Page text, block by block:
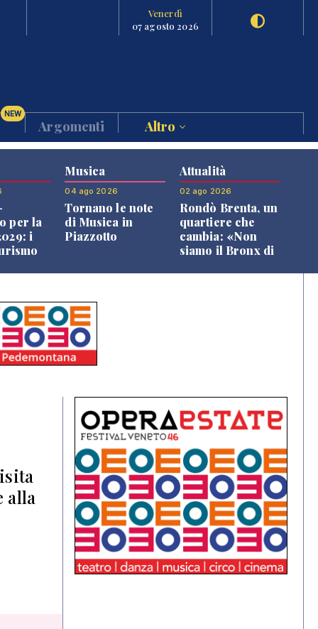
Venerdì
07 agosto 2026
NEW
Argomenti Altro
per la
i
Musica
04 ago 2026
Tornano le note
di Musica in
Piazzotto
Attualità
02 ago 2026
Rondò Brenta, un
quartiere che
cambia: «Non
siamo il Bronx di
alla